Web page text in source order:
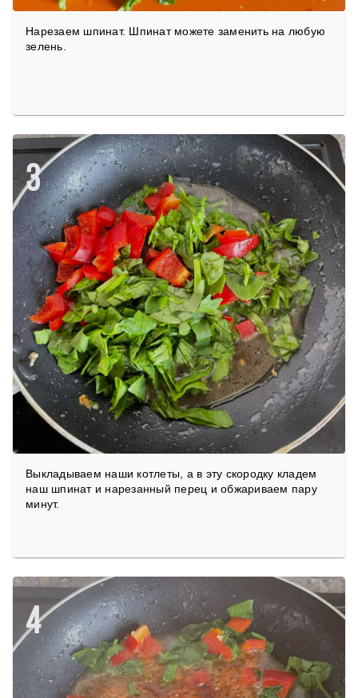
Нарезаем шпинат. Шпинат можете заменить на любую
зелень.
3
Выкладываем наши котлеты, а в эту скородку кладем
наш шпинат и нарезанный перец и обжариваем пару
минут.
4